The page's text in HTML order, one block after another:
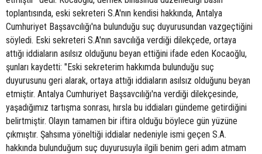
toplantısında, eski sekreteri S.A'nın kendisi hakkında, Antalya
Cumhuriyet Başsavcılığı'na bulunduğu suç duyurusundan vazgeçtiğini
söyledi. Eski sekreteri S.A'nın savcılığa verdiği dilekçede, ortaya
attığı iddiaların asılsız olduğunu beyan ettiğini ifade eden Kocaoğlu,
şunları kaydetti: "Eski sekreterim hakkımda bulunduğu suç
duyurusunu geri alarak, ortaya attığı iddiaların asılsız olduğunu beyan
etmiştir. Antalya Cumhuriyet Başsavcılığı'na verdiği dilekçesinde,
yaşadığımız tartışma sonrası, hırsla bu iddiaları gündeme getirdiğini
belirtmiştir. Olayın tamamen bir iftira olduğu böylece gün yüzüne
çıkmıştır. Şahsıma yöneltiği iddialar nedeniyle ismi geçen S.A.
hakkında bulunduğum suç duyurusuyla ilgili benim geri adım atmam